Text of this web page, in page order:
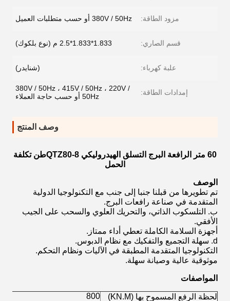
مزود الطاقة: 380V / 50Hz أو حسب متطلبات العميل
قسم الصاري: 1.833*1.833*2.5 م (نوع بلكوك)
علبة كهرباء: (شنايدر)
إمدادات الطاقة:
380V / 50Hz ، 415V / 50Hz ، 220V /
50Hz أو حسب حاجة العملاء
وصف المنتج
60 متر الرافعة البرج التسلق الهيدروليكي QTZ80-8طن تكلفة
الحمل
الوصف
تم تطويرها من قبلنا جنبا إلى جنب مع التكنولوجيا الدولية
المتقدمة في صناعة رافعات البرج.
ب. التلسكوب الذاتي، والتحريك العلوي والسحب على الجيب
الأفقي.
أجهزة السلامة الكاملة تعطي أداء ممتاز.
d. سهلة التجميع والتفكيك مع نظام الدبوس.
التكنولوجيا المتقدمة المطبقة في الآليات ونظام التحكم.
موثوقية عالية وصيانة سهلة.
المواصفات
لحظة الرفع المسموح بها (KN.M) 800